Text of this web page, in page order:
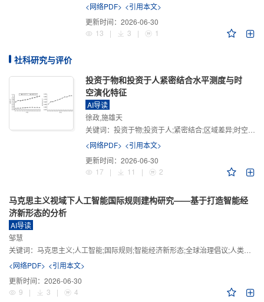
<网络PDF> <引用本文>
更新时间： 2026-06-30
13
| 3 | 1
社科研究与评价
投资于物和投资于人紧密结合水平测度与时
空演化特征
AI导读
徐政,施雄天
关键词： 投资于物;投资于人;紧密结合;区域差异;时空演化
<网络PDF> <引用本文>
更新时间： 2026-06-30
17
| 11 | 2
马克思主义视域下人工智能国际规则建构研究——基于打造智能经
济新形态的分析
AI导读
邹慧
关键词： 马克思主义;人工智能;国际规则;智能经济新形态;全球治理倡议;人类命运共同体
<网络PDF> <引用本文>
更新时间： 2026-06-30
9
| 3 | 4